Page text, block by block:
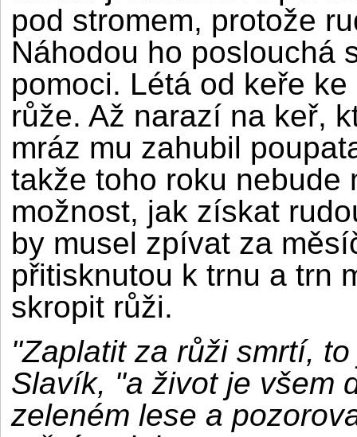
pod stromem, protože
Náhodou ho poslouchá
pomoci. Létá od keře
růže. Až narazí na keř,
mráz mu zahubil
takže toho roku nebude
možnost, jak získat
by musel zpívat za
přitisknutou k trnu a trn
skropit růži.
"Zaplatit za růži smrtí,
Slavík, "a život je všem
zeleném lese a